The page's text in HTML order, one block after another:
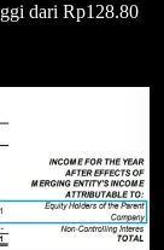
dari Rp128.80